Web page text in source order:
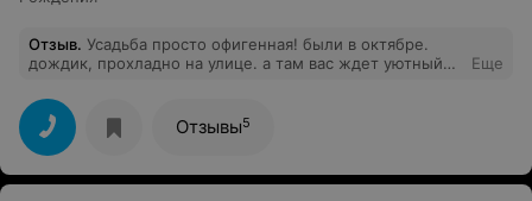
Отзыв. Усадьба просто офигенная! были в октябре.
дождик, прохладно на улице. а там вас ждет уютный
деталей веет такой заботой теплотой и сделано
настолько с любовью. что атмосфера просто ну
ооочень душевная. очень приятные хозяева. вкусный
завтрак в постель) отдельно отмечу что везде ооочень
чисто. просто очень) и все ухоженно досмотрено.
Еще
Отзывы5